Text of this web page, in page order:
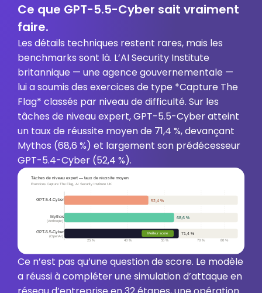
Ce que GPT-5.5-Cyber sait vraiment
faire.
Les détails techniques restent rares, mais les
benchmarks sont là. L’AI Security Institute
britannique — une agence gouvernementale —
lui a soumis des exercices de type *Capture The
Flag* classés par niveau de difficulté. Sur les
tâches de niveau expert, GPT-5.5-Cyber atteint
un taux de réussite moyen de 71,4 %, devançant
Mythos (68,6 %) et largement son prédécesseur
GPT-5.4-Cyber (52,4 %).
Ce n’est pas qu’une question de score. Le modèle
a réussi à compléter une simulation d’attaque en